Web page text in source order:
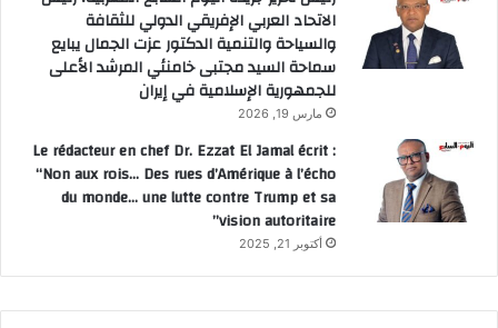
الاتحاد العربي الإفريقي الدولي للثقافة
والسياحة والتنمية الدكتور عزت الجمال يبايع
سماحة السيد مجتبى خامنئي المرشد الأعلى
للجمهورية الإسلامية في إيران
مارس 19, 2026
Le rédacteur en chef Dr. Ezzat El Jamal écrit :
“Non aux rois… Des rues d’Amérique à l’écho
du monde… une lutte contre Trump et sa
vision autoritaire”
أكتوبر 21, 2025